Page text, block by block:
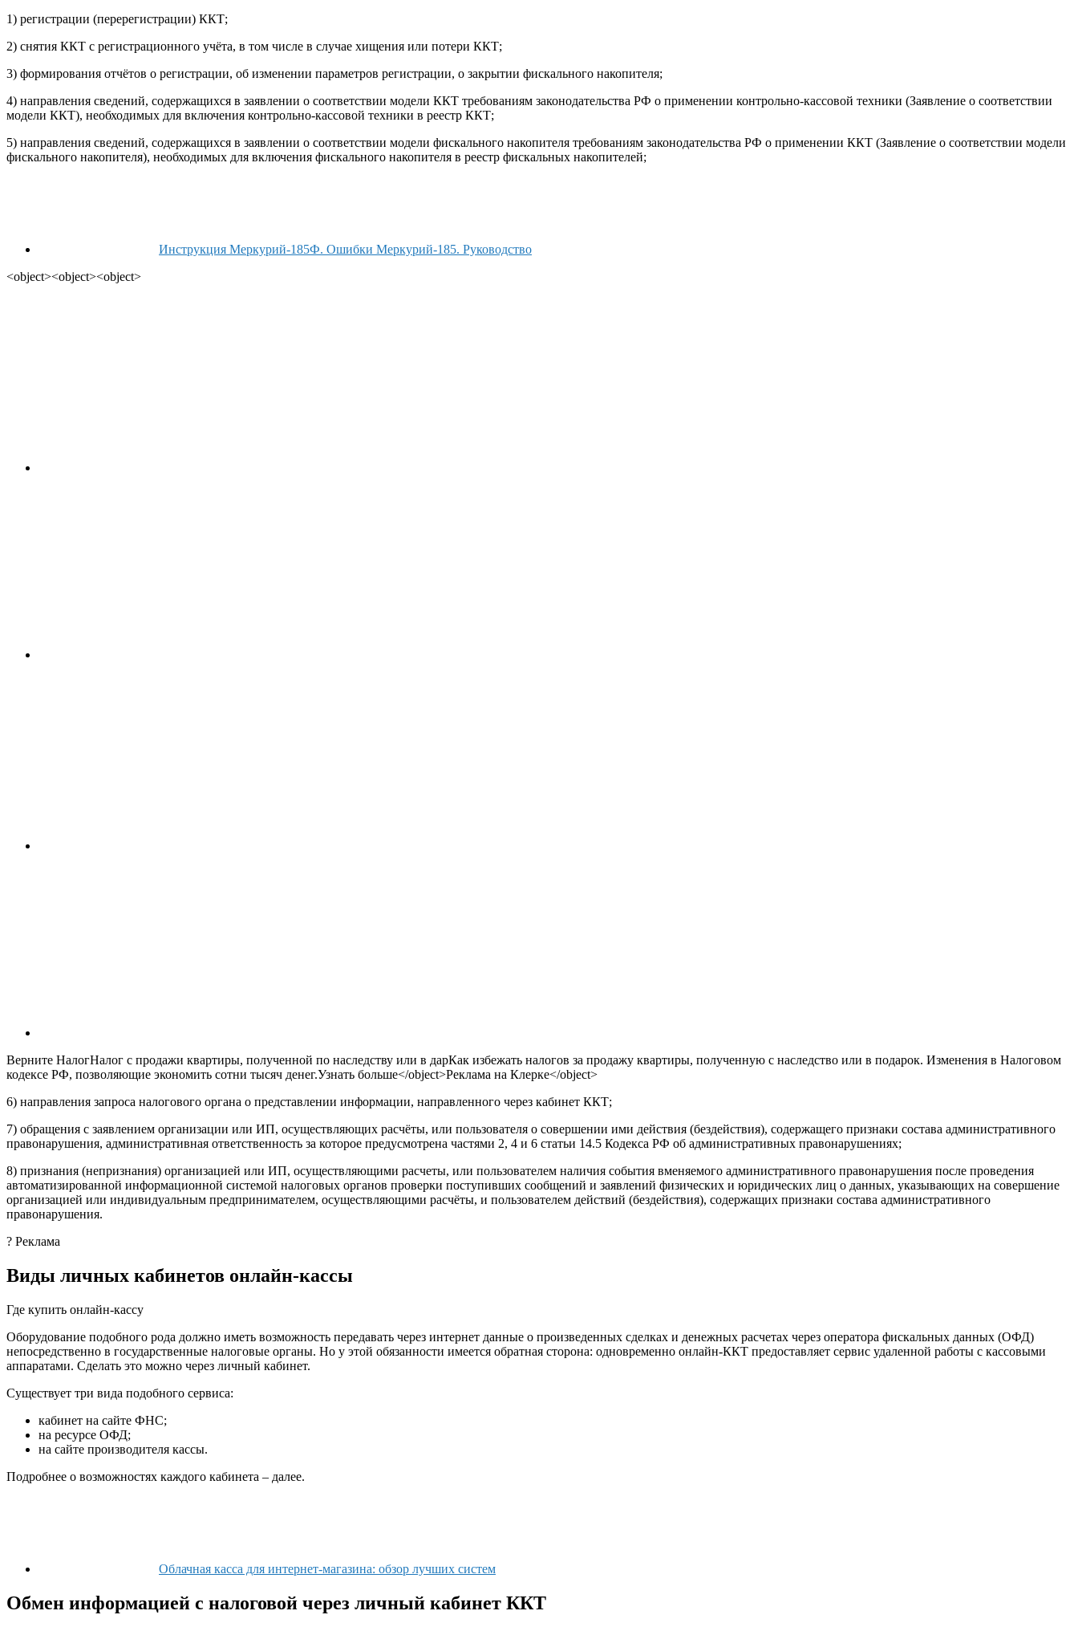
1) регистрации (перерегистрации) ККТ;
2) снятия ККТ с регистрационного учёта, в том числе в случае хищения или потери ККТ;
3) формирования отчётов о регистрации, об изменении параметров регистрации, о закрытии фискального накопителя;
4) направления сведений, содержащихся в заявлении о соответствии модели ККТ требованиям законодательства РФ о применении контрольно-кассовой техники (Заявление о соответствии
модели ККТ), необходимых для включения контрольно-кассовой техники в реестр ККТ;
5) направления сведений, содержащихся в заявлении о соответствии модели фискального накопителя требованиям законодательства РФ о применении ККТ (Заявление о соответствии модели
фискального накопителя), необходимых для включения фискального накопителя в реестр фискальных накопителей;
Инструкция Меркурий-185Ф. Ошибки Меркурий-185. Руководство
<object><object><object>
Верните НалогНалог с продажи квартиры, полученной по наследству или в дарКак избежать налогов за продажу квартиры, полученную с наследство или в подарок. Изменения в Налоговом
кодексе РФ, позволяющие экономить сотни тысяч денег.Узнать больше</object>Реклама на Клерке</object>
6) направления запроса налогового органа о представлении информации, направленного через кабинет ККТ;
7) обращения с заявлением организации или ИП, осуществляющих расчёты, или пользователя о совершении ими действия (бездействия), содержащего признаки состава административного
правонарушения, административная ответственность за которое предусмотрена частями 2, 4 и 6 статьи 14.5 Кодекса РФ об административных правонарушениях;
8) признания (непризнания) организацией или ИП, осуществляющими расчеты, или пользователем наличия события вменяемого административного правонарушения после проведения
автоматизированной информационной системой налоговых органов проверки поступивших сообщений и заявлений физических и юридических лиц о данных, указывающих на совершение
организацией или индивидуальным предпринимателем, осуществляющими расчёты, и пользователем действий (бездействия), содержащих признаки состава административного
правонарушения.
? Реклама
Виды личных кабинетов онлайн-кассы
Где купить онлайн-кассу
Оборудование подобного рода должно иметь возможность передавать через интернет данные о произведенных сделках и денежных расчетах через оператора фискальных данных (ОФД)
непосредственно в государственные налоговые органы. Но у этой обязанности имеется обратная сторона: одновременно онлайн-ККТ предоставляет сервис удаленной работы с кассовыми
аппаратами. Сделать это можно через личный кабинет.
Существует три вида подобного сервиса:
кабинет на сайте ФНС;
на ресурсе ОФД;
на сайте производителя кассы.
Подробнее о возможностях каждого кабинета – далее.
Облачная касса для интернет-магазина: обзор лучших систем
Обмен информацией с налоговой через личный кабинет ККТ